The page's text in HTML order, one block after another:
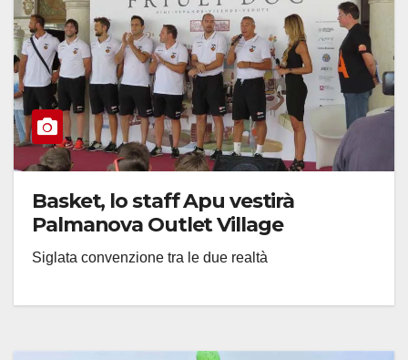
Basket, lo staff Apu vestirà
Palmanova Outlet Village
Siglata convenzione tra le due realtà